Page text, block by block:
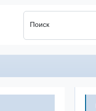
Поиск